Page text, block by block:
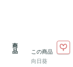
商
品
この商品
向日葵